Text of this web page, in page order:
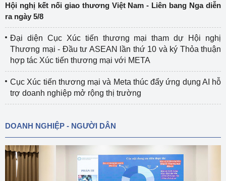
Hội nghị kết nối giao thương Việt Nam - Liên bang Nga diễn
ra ngày 5/8
Đại diện Cục Xúc tiến thương mại tham dự Hội nghị
Thương mại - Đầu tư ASEAN lần thứ 10 và ký Thỏa thuận
hợp tác Xúc tiến thương mại với META
Cục Xúc tiến thương mại và Meta thúc đẩy ứng dụng AI hỗ
trợ doanh nghiệp mở rộng thị trường
DOANH NGHIỆP - NGƯỜI DÂN